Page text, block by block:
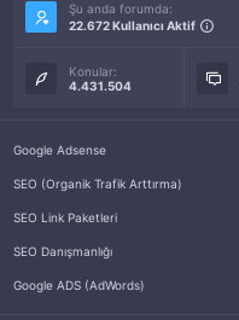
Şu anda forumda:
22.672 Kullanıcı Aktif
Konular:
4.431.504
Google Adsense
SEO (Organik Trafik Arttırma)
SEO Link Paketleri
SEO Danışmanlığı
Google ADS (AdWords)